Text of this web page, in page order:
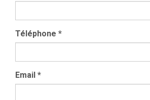
Téléphone *
Email *